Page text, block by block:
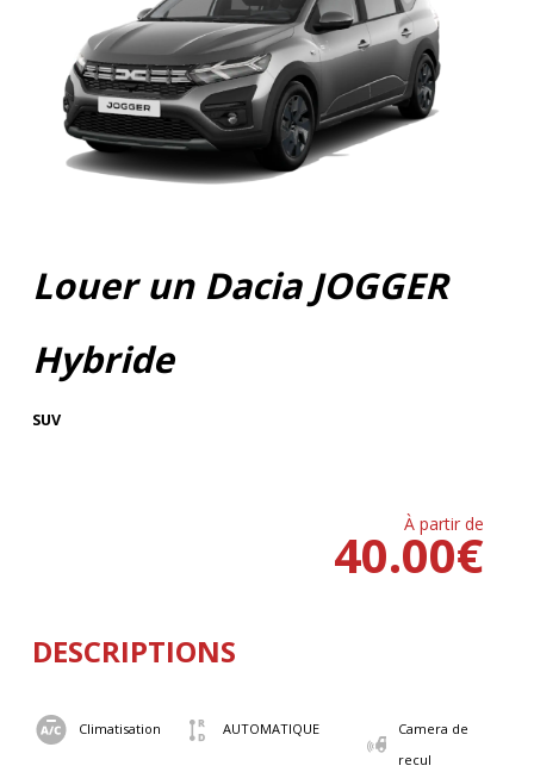
Louer un Dacia JOGGER
Hybride
SUV
À partir de
€
40.00
DESCRIPTIONS
Climatisation AUTOMATIQUE
Camera de
recul